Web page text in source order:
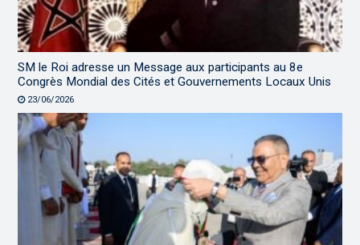
SM le Roi adresse un Message aux participants au 8e
Congrès Mondial des Cités et Gouvernements Locaux Unis
23/06/2026